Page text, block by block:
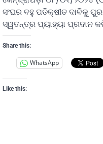
ସଂଘର ବହୁ ପତିକ୍ଷୀତ ଦାବିକୁ
ସ୍ୱତନ୍ତ୍ର ପ୍ୟାହ୍ୟା ପ୍ରଦାନ
Share this:
WhatsApp
Like this: